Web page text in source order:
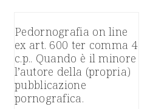
Pedornografia on line
ex art. 600 ter comma 4
c.p.. Quando è il minore
l’autore della (propria)
pubblicazione
pornografica.